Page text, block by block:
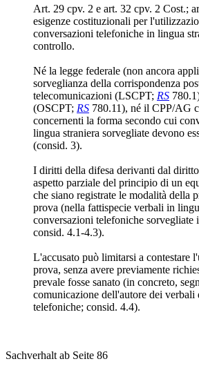
Art. 29 cpv. 2 e art. 32 cpv. 2 Cost.;
esigenze costituzionali per
conversazioni telefoniche in lingua
controllo.
Né la legge federale (non ancora
sorveglianza della corrispondenza
telecomunicazioni (LSCPT; RS
(OSCPT; RS 780.11), né il CPP/AG
concernenti la forma secondo cui
lingua straniera sorvegliate devono
(consid. 3).
I diritti della difesa derivanti dal
aspetto parziale del principio di un
che siano registrate le modalità della
prova (nella fattispecie verbali in
conversazioni telefoniche sorvegliate
consid. 4.1-4.3).
L'accusato può limitarsi a contestare
prova, senza avere previamente
prevale fosse sanato (in concreto,
comunicazione dell'autore dei verbali
telefoniche; consid. 4.4).
Sachverhalt ab Seite 86